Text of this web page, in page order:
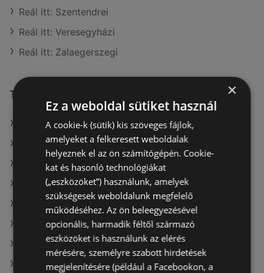
Reál itt: Szentendrei
Reál itt: Veresegyházi
Reál itt: Zalaegerszegi
További linkek
A(z) Reál ajánlatai
A(z) AlphaZoo ajánlatai
A(z) Ecofamily ajánlatai
A(z) CBA aktuális akciós újságjai
A(z) Family Frost aktuális akciós újságjai
A(z) Spar aktuális akciós újságjai
A(z) AlphaZoo aktuális akciós újságjai
A(z) Auchan aktuális akciós újságjai
×
Ez a weboldal sütiket használ
A cookie-k (sütik) kis szöveges fájlok,
amelyeket a felkeresett weboldalak
helyeznek el az ön számítógépén. Cookie-
kat és hasonló technológiákat
(„eszközöket”) használunk, amelyek
szükségesek weboldalunk megfelelő
működéséhez. Az ön beleegyezésével
opcionális, harmadik féltől származó
eszközöket is használunk az elérés
mérésére, személyre szabott hirdetések
megjelenítésére (például a Facebookon, a